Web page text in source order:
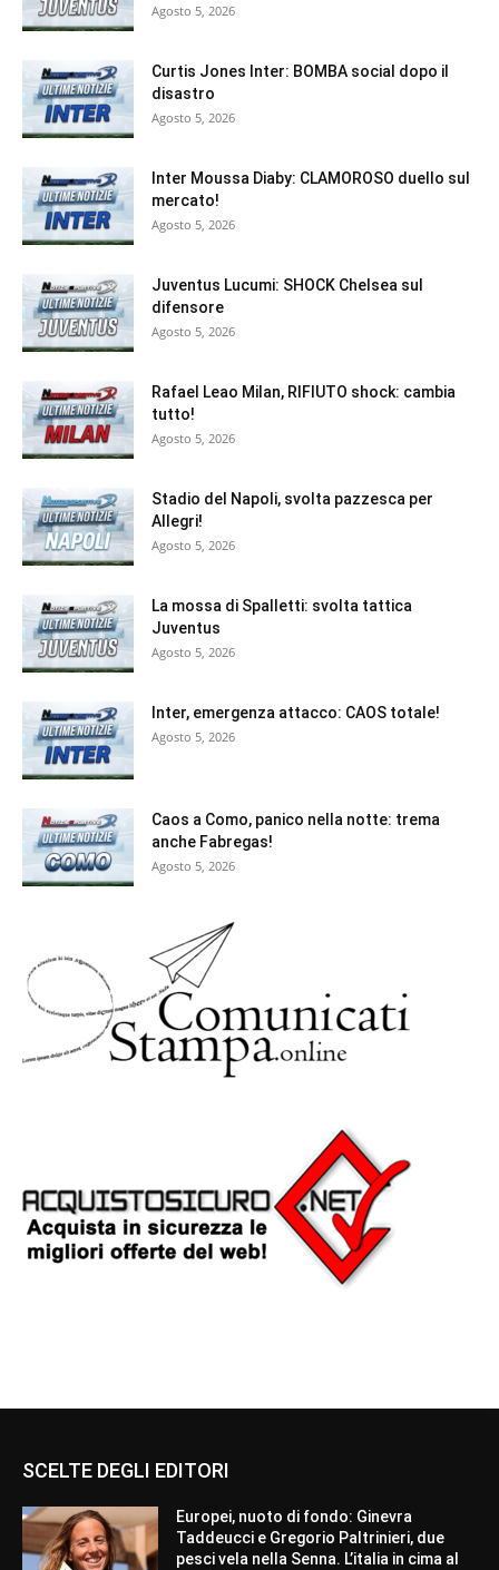
Agosto 5, 2026
Curtis Jones Inter: BOMBA social dopo il
disastro
Agosto 5, 2026
Inter Moussa Diaby: CLAMOROSO duello sul
mercato!
Agosto 5, 2026
Juventus Lucumi: SHOCK Chelsea sul
difensore
Agosto 5, 2026
Rafael Leao Milan, RIFIUTO shock: cambia
tutto!
Agosto 5, 2026
Stadio del Napoli, svolta pazzesca per
Allegri!
Agosto 5, 2026
La mossa di Spalletti: svolta tattica
Juventus
Agosto 5, 2026
Inter, emergenza attacco: CAOS totale!
Agosto 5, 2026
Caos a Como, panico nella notte: trema
anche Fabregas!
Agosto 5, 2026
SCELTE DEGLI EDITORI
Europei, nuoto di fondo: Ginevra
Taddeucci e Gregorio Paltrinieri, due
pesci vela nella Senna. L’italia in cima al